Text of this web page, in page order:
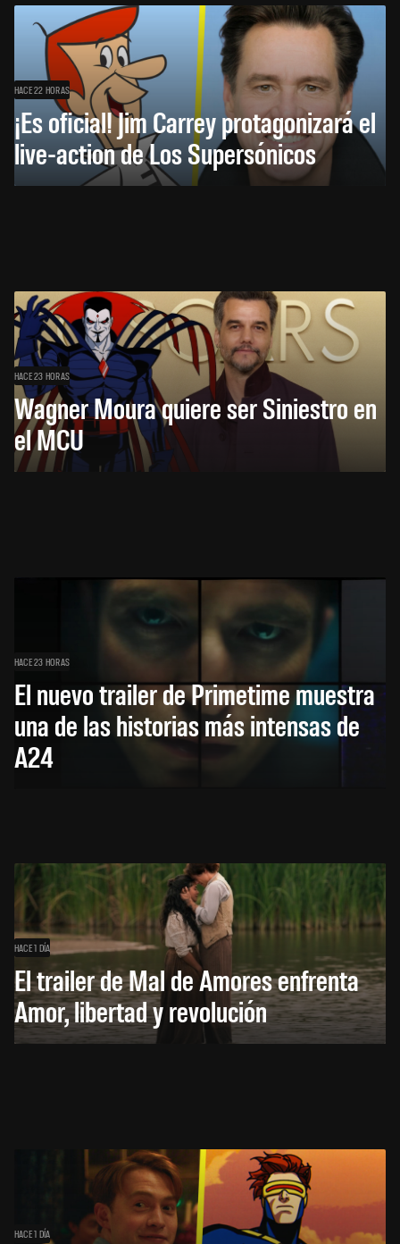
HACE 22 HORAS
¡Es oficial! Jim Carrey protagonizará el
live-action de Los Supersónicos
HACE 23 HORAS
Wagner Moura quiere ser Siniestro en
el MCU
HACE 23 HORAS
El nuevo trailer de Primetime muestra
una de las historias más intensas de
A24
HACE 1 DÍA
El trailer de Mal de Amores enfrenta
Amor, libertad y revolución
HACE 1 DÍA